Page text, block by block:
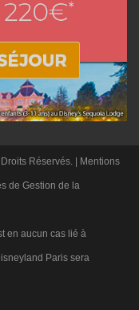
Réservés. | Mentions
de Gestion de la
en aucun cas lié à
Paris sera